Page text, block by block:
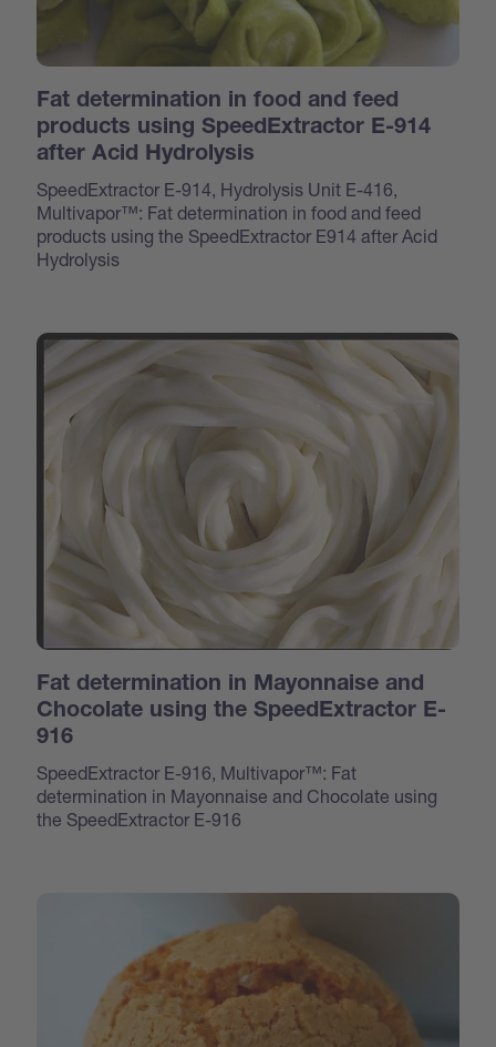
Fat determination in food and feed
products using SpeedExtractor E-914
after Acid Hydrolysis
SpeedExtractor E-914, Hydrolysis Unit E-416,
Multivapor™: Fat determination in food and feed
products using the SpeedExtractor E914 after Acid
Hydrolysis
Fat determination in Mayonnaise and
Chocolate using the SpeedExtractor E-
916
SpeedExtractor E-916, Multivapor™: Fat
determination in Mayonnaise and Chocolate using
the SpeedExtractor E-916